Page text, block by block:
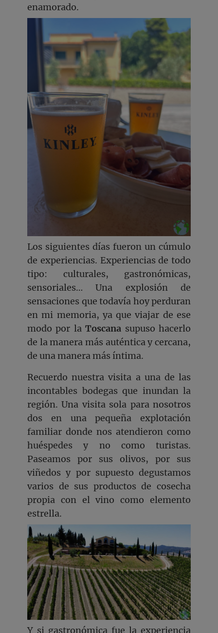
enamorado.
Los siguientes días fueron un cúmulo
de experiencias. Experiencias de todo
tipo: culturales, gastronómicas,
sensoriales… Una explosión de
sensaciones que todavía hoy perduran
en mi memoria, ya que viajar de ese
modo por laToscana supuso hacerlo
de la manera más auténtica y cercana,
de una manera más íntima.
Recuerdo nuestra visita a una de las
incontables bodegas que inundan la
región. Una visita sola para nosotros
dos en una pequeña explotación
familiar donde nos atendieron como
huéspedes y no como turistas.
Paseamos por sus olivos, por sus
viñedos y por supuesto degustamos
varios de sus productos de cosecha
propia con el vino como elemento
estrella.
Y si gastronómica fue la experiencia